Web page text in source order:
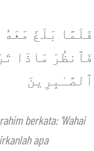
فَلَمَّا بَلَغَ
فَٱنظُرْ مَاذَا
ٱلصَّـٰبِرِينَ
berkata: ‘Wahai
apa